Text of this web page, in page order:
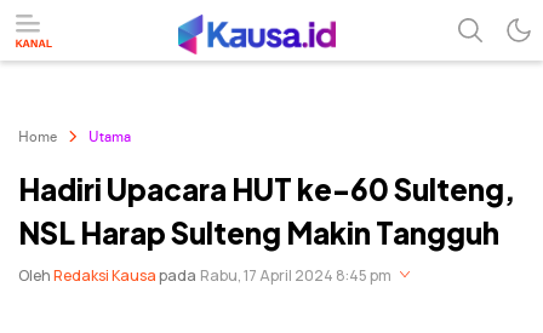
Home Utama
Hadiri Upacara HUT ke-60 Sulteng,
NSL Harap Sulteng Makin Tangguh
OlehRedaksi Kausapada Rabu, 17 April 2024 8:45 pm